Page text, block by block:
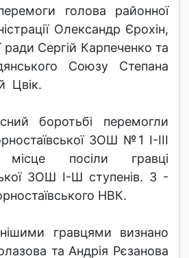
голова районної
Олександр Єрохін,
ради Сергій Карпеченко та
Союзу Степана
Цвік.
боротьбі перемогли
ЗОШ №1 І-ІІІ
посіли гравці
ЗОШ І-Ш ступенів. 3 -
НВК.
гравцями визнано
та Андрія Рєзанова